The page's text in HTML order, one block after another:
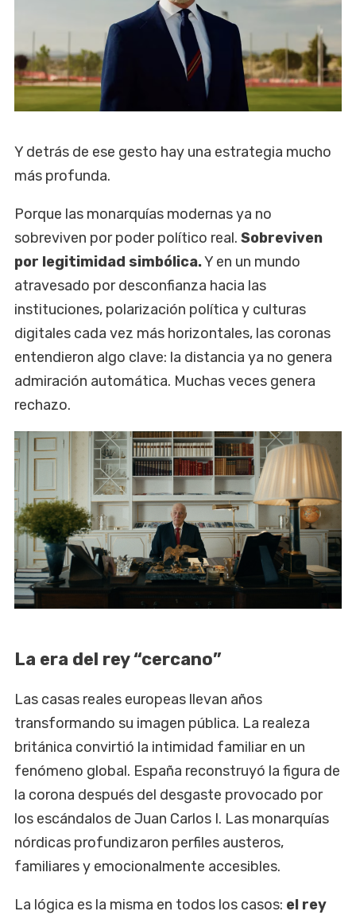
Y detrás de ese gesto hay una estrategia mucho
más profunda.
Porque las monarquías modernas ya no
sobreviven por poder político real. Sobreviven
por legitimidad simbólica.Y en un mundo
atravesado por desconfianza hacia las
instituciones, polarización política y culturas
digitales cada vez más horizontales, las coronas
entendieron algo clave: la distancia ya no genera
admiración automática. Muchas veces genera
rechazo.
La era del rey “cercano”
Las casas reales europeas llevan años
transformando su imagen pública. La realeza
británica convirtió la intimidad familiar en un
fenómeno global. España reconstruyó la figura de
la corona después del desgaste provocado por
los escándalos de Juan Carlos I. Las monarquías
nórdicas profundizaron perfiles austeros,
familiares y emocionalmente accesibles.
La lógica es la misma en todos los casos: el rey